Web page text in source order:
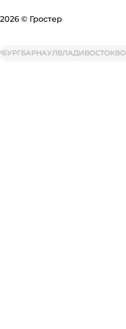
2026 © Гростер
БАРНАУЛВЛАДИВОСТОК